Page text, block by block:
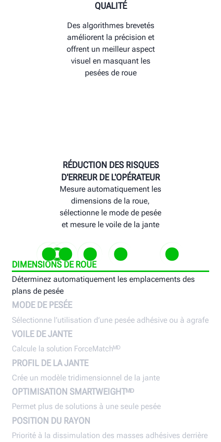
QUALITÉ
Des algorithmes brevetés
améliorent la précision et
offrent un meilleur aspect
visuel en masquant les
pesées de roue
RÉDUCTION DES RISQUES
D'ERREUR DE L'OPÉRATEUR
Mesure automatiquement les
dimensions de la roue,
sélectionne le mode de pesée
et mesure le voile de la jante
Sélectionne l’utilisation d’une pesée
adhésive ou à agrafe
Calcule la solution ForceMatchᴹᴰ
Crée un modèle tridimensionnel
Permet plus de solutions
Priorité à
DIMENSIONS DE ROUE
Déterminez automatiquement les emplacements des
plans de pesée
MODE DE PESÉE
Sélectionne l’utilisation d’une pesée adhésive ou à agrafe
VOILE DE JANTE
Calcule la solution ForceMatchᴹᴰ
PROFIL DE LA JANTE
Crée un modèle tridimensionnel de la jante
OPTIMISATION SMARTWEIGHTᴹᴰ
Permet plus de solutions à une seule pesée
POSITION DU RAYON
Priorité à la dissimulation des masses adhésives derrière